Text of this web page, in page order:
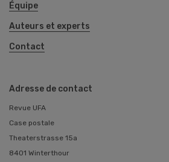
Équipe
Auteurs et experts
Contact
Adresse de contact
Revue UFA
Case postale
Theaterstrasse 15a
8401 Winterthour